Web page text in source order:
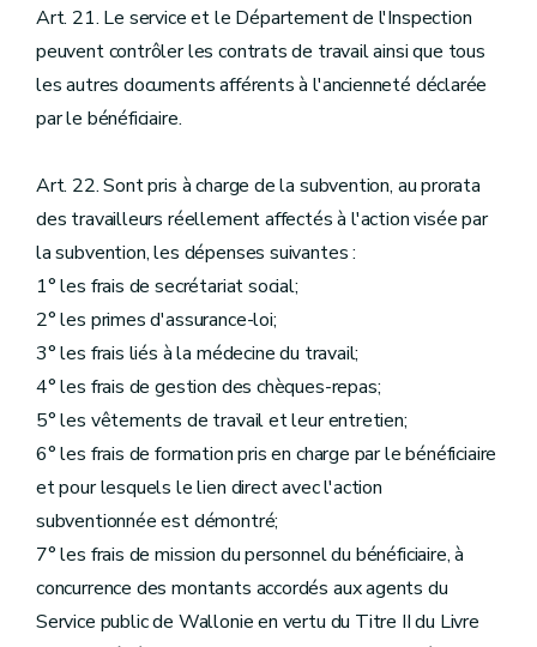
Art. 21. Le service et le Département de l'Inspection
peuvent contrôler les contrats de travail ainsi que tous
les autres documents afférents à l'ancienneté déclarée
par le bénéficiaire.
Art. 22. Sont pris à charge de la subvention, au prorata
des travailleurs réellement affectés à l'action visée par
la subvention, les dépenses suivantes :
1° les frais de secrétariat social;
2° les primes d'assurance-loi;
3° les frais liés à la médecine du travail;
4° les frais de gestion des chèques-repas;
5° les vêtements de travail et leur entretien;
6° les frais de formation pris en charge par le bénéficiaire
et pour lesquels le lien direct avec l'action
subventionnée est démontré;
7° les frais de mission du personnel du bénéficiaire, à
concurrence des montants accordés aux agents du
Service public de Wallonie en vertu du Titre II du Livre